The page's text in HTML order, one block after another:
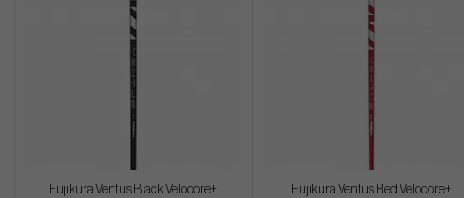
Fujikura Ventus Black Velocore+ Fujikura Ventus Red Velocore+